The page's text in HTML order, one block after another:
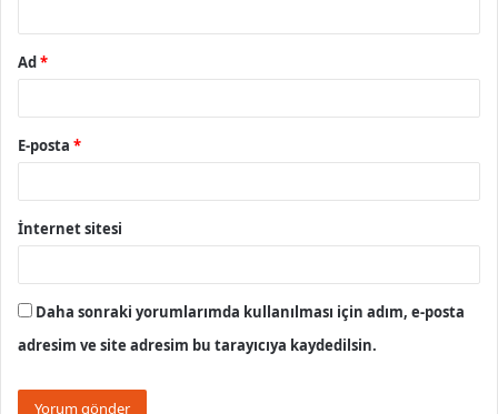
Ad*
E-posta *
İnternet sitesi
Daha sonraki yorumlarımda kullanılması için adım, e-posta
adresim ve site adresim bu tarayıcıya kaydedilsin.